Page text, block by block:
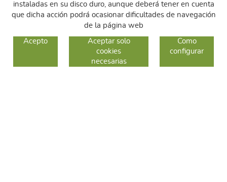
CAMBIOS Y DEVOLUCIONES
instaladas en su disco duro, aunque deberá tener en cuenta
que dicha acción podrá ocasionar dificultades de navegación
de la página web
Acepto
Aceptar solo
cookies
necesarias
Como
configurar